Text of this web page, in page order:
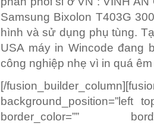
Samsung Bixolon T403G
hình và sử dụng phụ tùng.
USA máy in Wincode đang
công nghiệp nhẹ vì in quá
[/
background_position=”left
border_color=””